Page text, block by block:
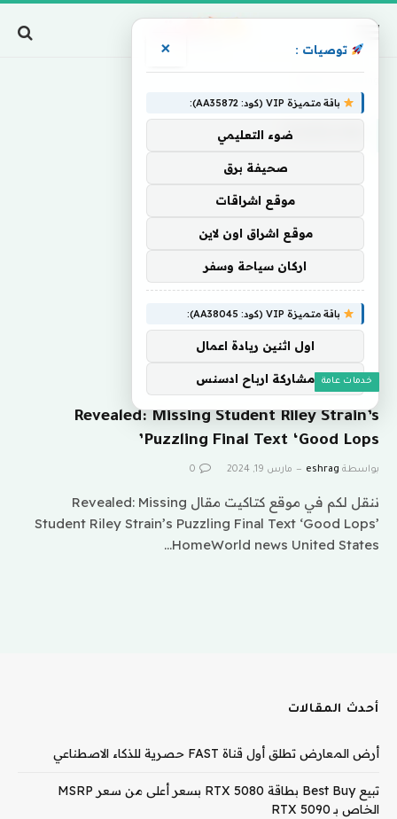
PUZZLING
خدمات عامة
Revealed: Missing Student Riley Strain’s
Puzzling Final Text ‘Good Lops’
بواسطة eshrag مارس 19, 2024 0
ننقل لكم في موقع كتاكيت مقال Revealed: Missing
Student Riley Strain’s Puzzling Final Text ‘Good Lops’
HomeWorld news United States…
أحدث المقالات
أرض المعارض تطلق أول قناة FAST حصرية للذكاء الاصطناعي
تبيع Best Buy بطاقة RTX 5080 بسعر أعلى من سعر MSRP
الخاص بـ RTX 5090
توصيات : ×
باقة متميزة VIP (كود: AA35872):
ضوء التعليمي
صحيفة برق
موقع اشراقات
موقع اشراق اون لاين
اركان سياحة وسفر
باقة متميزة VIP (كود: AA38045):
اول اثنين ريادة اعمال
مشاركة ارباح ادسنس